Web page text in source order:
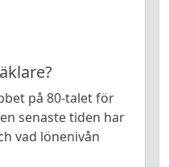
på 80-talet för
senaste tiden har
vad lönenivån